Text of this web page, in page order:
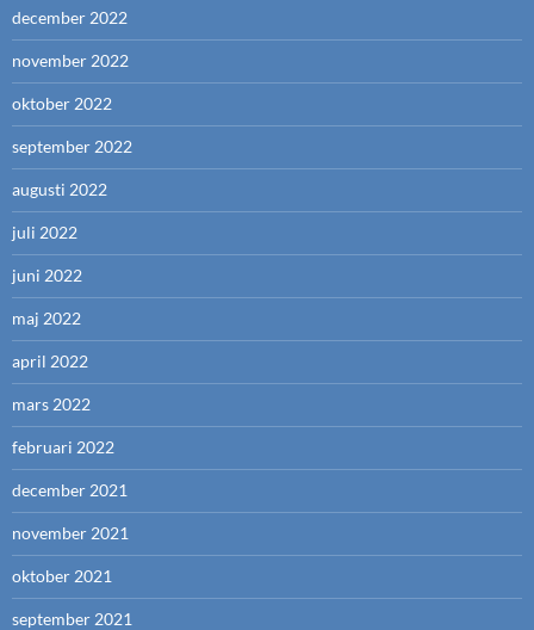
december 2022
november 2022
oktober 2022
september 2022
augusti 2022
juli 2022
juni 2022
maj 2022
april 2022
mars 2022
februari 2022
december 2021
november 2021
oktober 2021
september 2021